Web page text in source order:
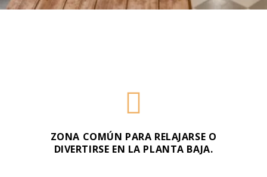
ZONA COMÚN PARA RELAJARSE O
DIVERTIRSE EN LA PLANTA BAJA.